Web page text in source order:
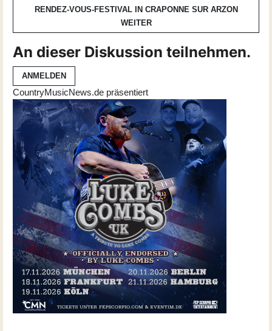
RENDEZ-VOUS-FESTIVAL IN CRAPONNE SUR ARZON
WEITER
An dieser Diskussion teilnehmen.
ANMELDEN
CountryMusicNews.de präsentiert